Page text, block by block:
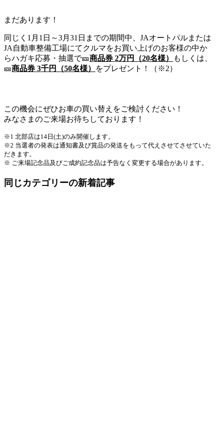
まだあります！
同じく1月1日～3月31日までの期間中、JAオートパルまたは
JA自動車整備工場にてクルマをお買い上げのお客様の中か
らハガキ応募・抽選で🎫商品券 2万円（20名様）
もしくは、
🎫商品券 3千円（50名様） をプレゼント！（※2）
この機会にぜひお車の買い替えをご検討ください！
みなさまのご来場お待ちしております！
※1 北部店は14日(土)のみ開催します。
※2 当選者の発表は通知書及び賞品の発送をもって代えさせてさせていた
だきます。
※ ご来場記念品及びご成約記念品は予告なく変更する場合があります。
同じカテゴリーの新着記事